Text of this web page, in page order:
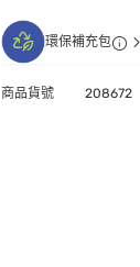
環保補充包
商品貨號 208672